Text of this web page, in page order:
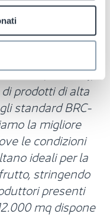
italiano
tostata),
prodotti di alta
standard BRC-
la migliore
le condizioni
ideali per la
stringendo
presenti
mq dispone